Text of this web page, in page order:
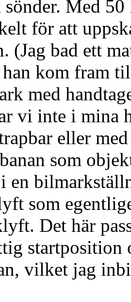
Med
för att
(Jag bad ett
kom fram
med
vi inte i mina
eller
som
en
som
Det här
startposition
vilket jag